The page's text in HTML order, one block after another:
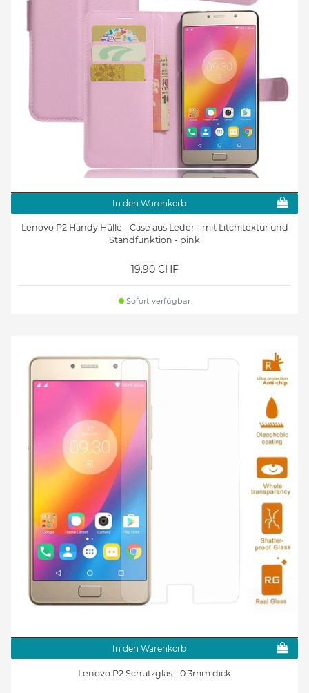
In den Warenkorb
Lenovo P2 Handy Hülle - Case aus Leder - mit Litchitextur und
Standfunktion - pink
19.90 CHF
Sofort verfügbar
In den Warenkorb
Lenovo P2 Schutzglas - 0.3mm dick